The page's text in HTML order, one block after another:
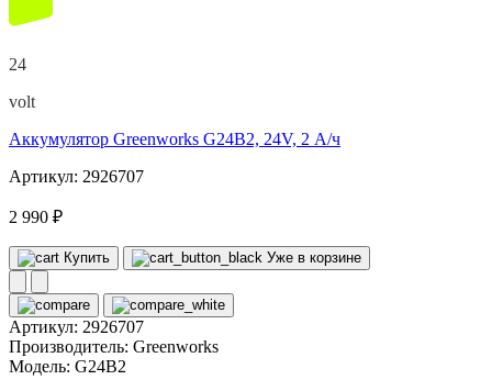
24
volt
Аккумулятор Greenworks G24B2, 24V, 2 А/ч
Артикул: 2926707
2 990 ₽
Купить Уже в корзине
Артикул: 2926707
Производитель: Greenworks
Модель: G24B2